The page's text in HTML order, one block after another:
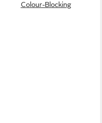
Colour-Blocking